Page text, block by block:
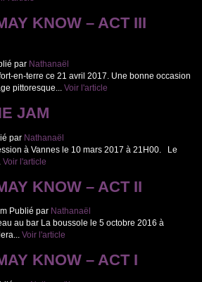
KNOW – ACT III
par Nathanaël
en-terre ce 21 avril 2017. Une bonne occasion
pittoresque... Voir l'article
JAM
par Nathanaël
à Vannes le 10 mars 2017 à 21H00. Le
Voir l'article
KNOW – ACT II
Publié par Nathanaël
au bar La boussole le 5 octobre 2016 à
Voir l'article
KNOW – ACT I